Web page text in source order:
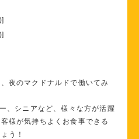
夜のマクドナルドで働いてみ
、シニアなど、様々な方が活躍
様が気持ちよくお食事できる
う！